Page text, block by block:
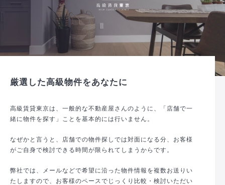
厳選した高級物件をあなたに
高級賃貸東京は、一般的な不動産屋さんのように、「店舗で一
緒に物件を探す」ことを基本的には行いません。
なぜかと言うと、店舗での物件探しでは対面になる分、お客様
がご自身で検討できる時間が限られてしまうからです。
弊社では、メールなどで希望に沿った物件情報を複数お送りい
たしますので、お客様のペースでじっくり比較・検討いただい